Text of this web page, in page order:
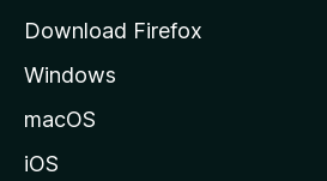
Download Firefox
Windows
macOS
iOS